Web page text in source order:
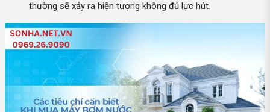
thường sẽ xảy ra hiện tượng không đủ lực hút.